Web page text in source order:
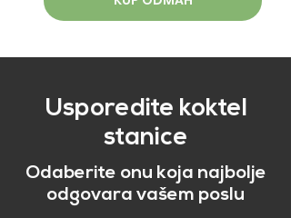
Usporedite koktel
stanice
Odaberite onu koja najbolje
odgovara vašem poslu